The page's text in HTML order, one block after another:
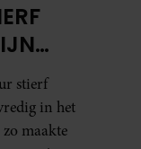
stierf
in het
maakte